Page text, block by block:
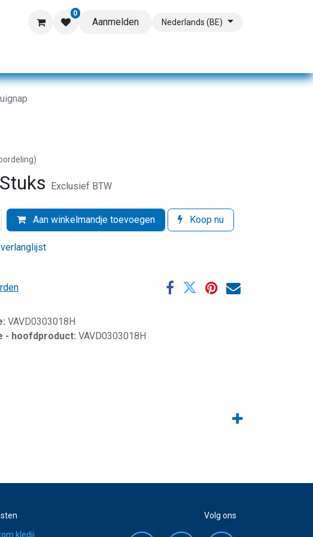
0
Aanmelden Nederlands (BE)
Exclusief BTW
Aan winkelmandje toevoegen Koop nu
VAVD0303018H
- hoofdproduct: VAVD0303018H
kledij
Volg ons